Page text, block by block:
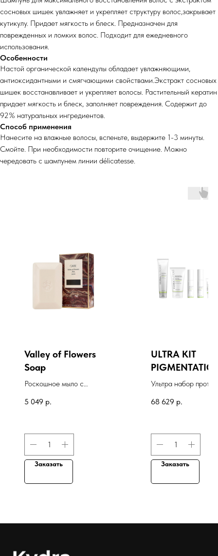
сосновых шишек увлажняет и укрепляет структуру волос,закрывает
кутикулу. Придает мягкость и блеск. Предназначен для
поврежденных и ломких волос. Подходит для ежедневного
использования.
Особенности
Настой органической календулы обладает увлажняющими,
антиоксидантными и смягчающими свойствами.Экстракт сосновых
шишек восстанавливает и укрепляет волосы. Растительный кератин
придает мягкость и блеск, заполняет повреждения. Содержит до
92% натуральных ингредиентов.
Способ применения
Нанесите на влажные волосы, вспеньте, выдержите 1-3 минуты.
Смойте. При необходимости повторите очищение. Можно
чередовать с шампунем линии délicatesse.
Valley of Flowers
Soap
Роскошное мыло с
цветов"
5 049 р.
Заказать
ULTRA KIT
TREATMENT
Ультра набор против
68 629 р.
Заказать